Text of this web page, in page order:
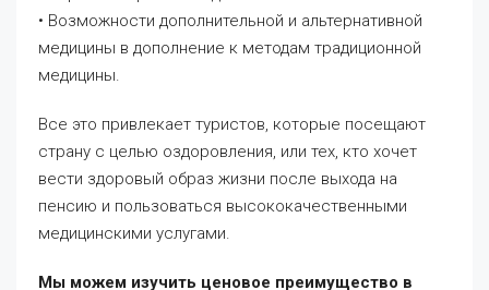
• Возможности дополнительной и альтернативной
медицины в дополнение к методам традиционной
медицины.
Все это привлекает туристов, которые посещают
страну с целью оздоровления, или тех, кто хочет
вести здоровый образ жизни после выхода на
пенсию и пользоваться высококачественными
медицинскими услугами.
Мы можем изучить ценовое преимущество в